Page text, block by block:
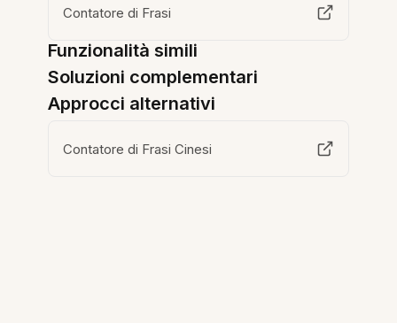
Contatore di Frasi
Funzionalità simili
Soluzioni complementari
Approcci alternativi
Contatore di Frasi Cinesi